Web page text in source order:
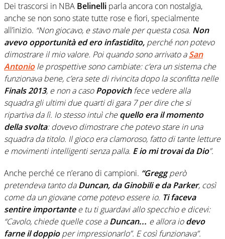
Dei trascorsi in NBA Belinelli parla ancora con nostalgia,
anche se non sono state tutte rose e fiori, specialmente
all’inizio. “Non giocavo, e stavo male per questa cosa. Non
avevo opportunità ed ero infastidito, perché non potevo
dimostrare il mio valore. Poi quando sono arrivato aSan
Antoniole prospettive sono cambiate: c’era un sistema che
funzionava bene, c’era sete di rivincita dopo la sconfitta nelle
Finals 2013, e non a casoPopovichfece vedere alla
squadra gli ultimi due quarti di gara 7 per dire che si
ripartiva da lì. Io stesso intuì chequello era il momento
della svolta: dovevo dimostrare che potevo stare in una
squadra da titolo. Il gioco era clamoroso, fatto di tante letture
e movimenti intelligenti senza palla. E io mi trovai da Dio”.
Anche perché ce n’erano di campioni. “Greggperò
pretendeva tanto daDuncan, da Ginobili e da Parker, così
come da un giovane come potevo essere io. Ti faceva
sentire importantee tu ti guardavi allo specchio e dicevi:
“Cavolo, chiede quelle cose aDuncan… e allora iodevo
farne il doppioper impressionarlo”. E così funzionava”.